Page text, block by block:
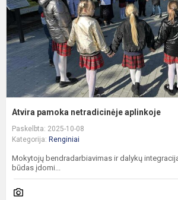
Atvira pamoka netradicinėje aplinkoje
Paskelbta: 2025-10-08
Kategorija: Renginiai
Mokytojų bendradarbiavimas ir dalykų
būdas įdomi...